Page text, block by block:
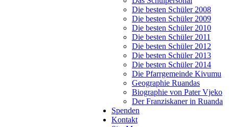
Die besten Schüler 2008
Die besten Schüler 2009
Die besten Schüler 2010
Die besten Schüler 2011
Die besten Schüler 2012
Die besten Schüler 2013
Die besten Schüler 2014
Die Pfarrgemeinde Kivumu
Geographie Ruandas
Biographie von Pater Vjeko
Der Franziskaner in Ruanda
Spenden
Kontakt